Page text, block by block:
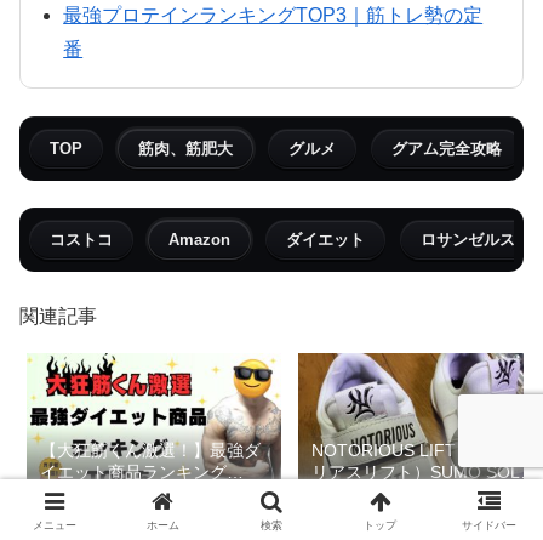
最強プロテインランキングTOP3｜筋トレ勢の定
番
TOP 筋肉、筋肥大 グルメ グアム完全攻略
コストコ Amazon ダイエット ロサンゼルス
関連記事
【大狂筋くん激選！】最強ダ
イエット商品ランキング
TOP5【減量/ダイエッター】
NOTORIOUS LIFT（ノート
リアスリフト）SUMO SOLE
GEN 3レビュー｜名もなきベ
ンチプレッサー日記
メニュー ホーム 検索 トップ サイドバー